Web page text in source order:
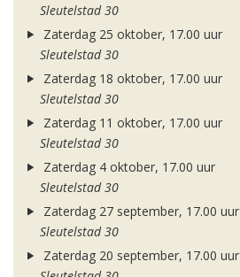
Sleutelstad 30
Zaterdag 25 oktober, 17.00 uur
Sleutelstad 30
Zaterdag 18 oktober, 17.00 uur
Sleutelstad 30
Zaterdag 11 oktober, 17.00 uur
Sleutelstad 30
Zaterdag 4 oktober, 17.00 uur
Sleutelstad 30
Zaterdag 27 september, 17.00 uur
Sleutelstad 30
Zaterdag 20 september, 17.00 uur